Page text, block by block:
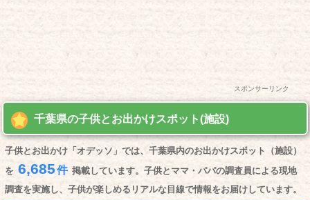
スポンサーリンク
千葉県の子供とお出かけスポット(施設)
子供とお出かけ「オデッソ」では、千葉県内のお出かけスポット（施設）
を 6,685件 掲載しています。子供とママ・パパの調査員による現地
調査を実施し、子供が楽しめるリアルな目線で情報をお届けしています。